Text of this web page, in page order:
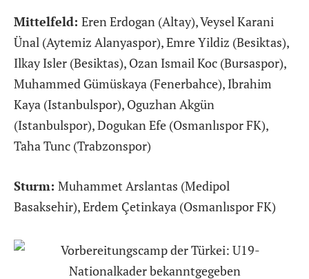
Mittelfeld: Eren Erdogan (Altay), Veysel Karani
Ünal (Aytemiz Alanyaspor), Emre Yildiz (Besiktas),
Ilkay Isler (Besiktas), Ozan Ismail Koc (Bursaspor),
Muhammed Gümüskaya (Fenerbahce), Ibrahim
Kaya (Istanbulspor), Oguzhan Akgün
(Istanbulspor), Dogukan Efe (Osmanlıspor FK),
Taha Tunc (Trabzonspor)
Sturm: Muhammet Arslantas (Medipol
Basaksehir), Erdem Çetinkaya (Osmanlıspor FK)